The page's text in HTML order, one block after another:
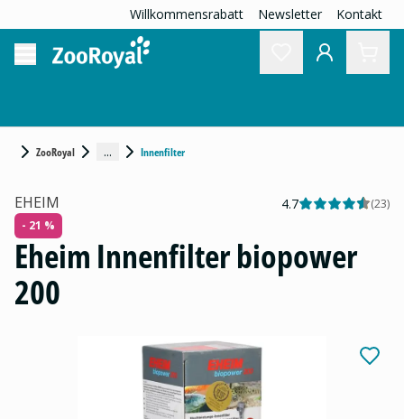
Willkommensrabatt Newsletter Kontakt
ZooRoyal ... Innenfilter
EHEIM 4.7 (23)
- 21 %
Eheim Innenfilter biopower
200